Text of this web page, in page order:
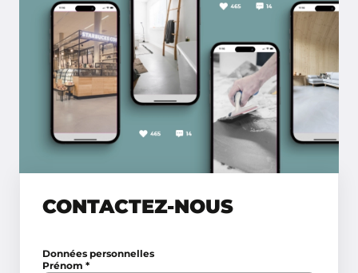
CONTACTEZ-NOUS
Données personnelles
Prénom*